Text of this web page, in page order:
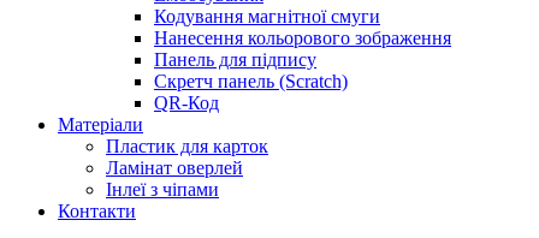
Кодування магнітної смуги
Нанесення кольорового зображення
Панель для підпису
Скретч панель (Scratch)
QR-Код
Матеріали
Пластик для карток
Ламінат оверлей
Інлеї з чіпами
Контакти